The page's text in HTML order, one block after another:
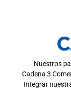
Nuestros
Cadena 3
Integrar